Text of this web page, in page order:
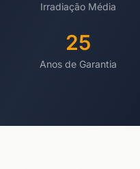
Irradiação Média
25
Anos de Garantia